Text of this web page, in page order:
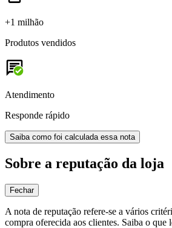
+1 milhão
Produtos vendidos
Atendimento
Responde rápido
Saiba como foi calculada essa nota
Sobre a reputação da loja
Fechar
A nota de reputação refere-se a vários
compra oferecida aos clientes. Saiba o que